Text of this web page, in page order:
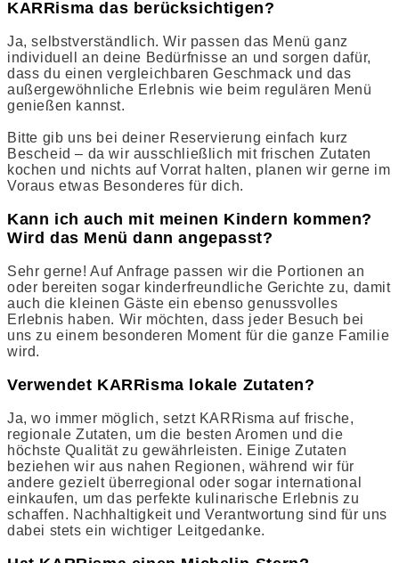
KARRisma das berücksichtigen?
Ja, selbstverständlich. Wir passen das Menü ganz
individuell an deine Bedürfnisse an und sorgen dafür,
dass du einen vergleichbaren Geschmack und das
außergewöhnliche Erlebnis wie beim regulären Menü
genießen kannst.
Bitte gib uns bei deiner Reservierung einfach kurz
Bescheid – da wir ausschließlich mit frischen Zutaten
kochen und nichts auf Vorrat halten, planen wir gerne im
Voraus etwas Besonderes für dich.
Kann ich auch mit meinen Kindern kommen?
Wird das Menü dann angepasst?
Sehr gerne! Auf Anfrage passen wir die Portionen an
oder bereiten sogar kinderfreundliche Gerichte zu, damit
auch die kleinen Gäste ein ebenso genussvolles
Erlebnis haben. Wir möchten, dass jeder Besuch bei
uns zu einem besonderen Moment für die ganze Familie
wird.
Verwendet KARRisma lokale Zutaten?
Ja, wo immer möglich, setzt KARRisma auf frische,
regionale Zutaten, um die besten Aromen und die
höchste Qualität zu gewährleisten. Einige Zutaten
beziehen wir aus nahen Regionen, während wir für
andere gezielt überregional oder sogar international
einkaufen, um das perfekte kulinarische Erlebnis zu
schaffen. Nachhaltigkeit und Verantwortung sind für uns
dabei stets ein wichtiger Leitgedanke.